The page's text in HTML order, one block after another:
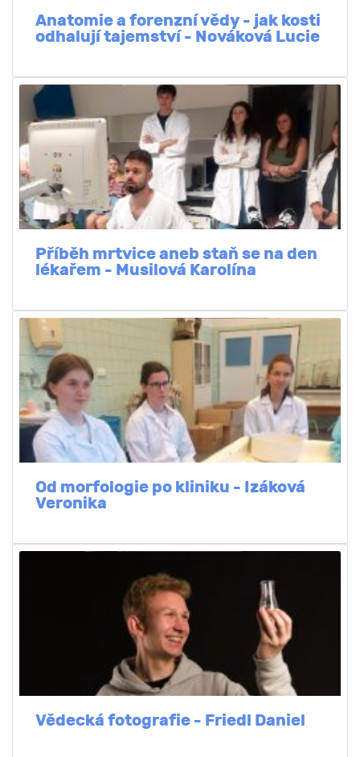
Anatomie a forenzní vědy - jak kosti
odhalují tajemství - Nováková Lucie
Příběh mrtvice aneb staň se na den
lékařem - Musilová Karolína
Od morfologie po kliniku - Izáková
Veronika
Vědecká fotografie - Friedl Daniel